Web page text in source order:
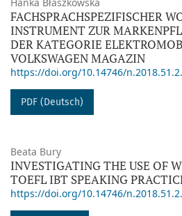
FACHSPRACHSPEZIFISCHER
INSTRUMENT ZUR
DER KATEGORIE
VOLKSWAGEN MAGAZIN
https://doi.org/10.14746/
PDF (Deutsch)
Beata Bury
INVESTIGATING THE USE OF
TOEFL IBT SPEAKING
https://doi.org/10.14746/